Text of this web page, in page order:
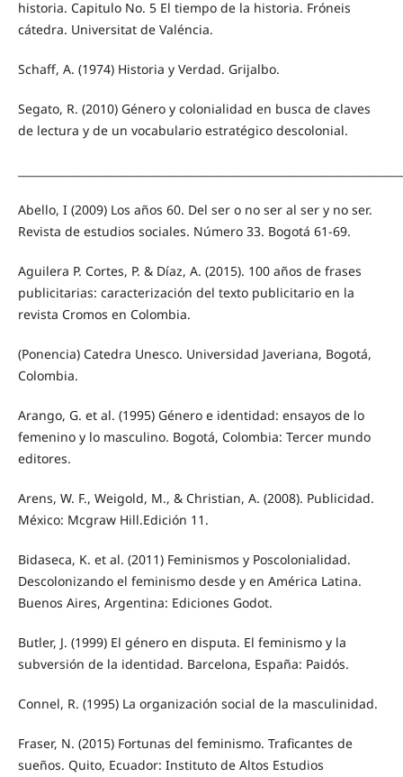
historia. Capitulo No. 5 El tiempo de la historia. Fróneis
cátedra. Universitat de Valéncia.
Schaff, A. (1974) Historia y Verdad. Grijalbo.
Segato, R. (2010) Género y colonialidad en busca de claves
de lectura y de un vocabulario estratégico descolonial.
Abello, I (2009) Los años 60. Del ser o no ser al ser y no ser.
Revista de estudios sociales. Número 33. Bogotá 61-69.
Aguilera P. Cortes, P. & Díaz, A. (2015). 100 años de frases
publicitarias: caracterización del texto publicitario en la
revista Cromos en Colombia.
(Ponencia) Catedra Unesco. Universidad Javeriana, Bogotá,
Colombia.
Arango, G. et al. (1995) Género e identidad: ensayos de lo
femenino y lo masculino. Bogotá, Colombia: Tercer mundo
editores.
Arens, W. F., Weigold, M., & Christian, A. (2008). Publicidad.
México: Mcgraw Hill.Edición 11.
Bidaseca, K. et al. (2011) Feminismos y Poscolonialidad.
Descolonizando el feminismo desde y en América Latina.
Buenos Aires, Argentina: Ediciones Godot.
Butler, J. (1999) El género en disputa. El feminismo y la
subversión de la identidad. Barcelona, España: Paidós.
Connel, R. (1995) La organización social de la masculinidad.
Fraser, N. (2015) Fortunas del feminismo. Traficantes de
sueños. Quito, Ecuador: Instituto de Altos Estudios